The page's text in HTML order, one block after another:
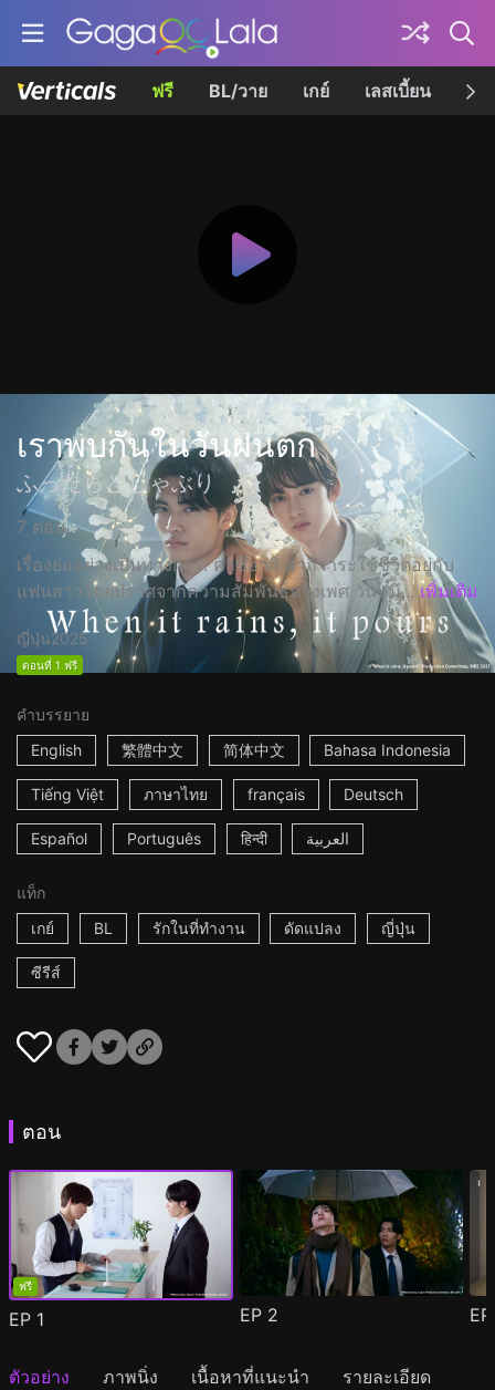
ฟรี BL/วาย เกย์ เลสเบี้ยน เค
เราพบกันในวันฝนตก
ふったらどしゃぶり
7 ตอน
เรื่องย่ออย่างเป็นทางการ: คาซึอากิ ฮากิวาระใช้ชีวิตอยู่กับ
แฟนสาวโดยปราศจากความสัมพันธ์ทางเพศ วันหนึ... เพิ่มเติม
ญี่ปุ่น2025
ตอนที่ 1 ฟรี
คำบรรยาย
English
繁體中文 简体中文 Bahasa Indonesia
Tiếng Việt ภาษาไทย français Deutsch
Español Português हिन्दी العربية
แท็ก
เกย์
BL รักในที่ทำงาน ดัดแปลง ญี่ปุ่น
ซีรีส์
ตอน
ฟรี
EP 1 EP 2
ตัวอย่าง ภาพนิ่ง เนื้อหาที่แนะนำ รายละเอียด